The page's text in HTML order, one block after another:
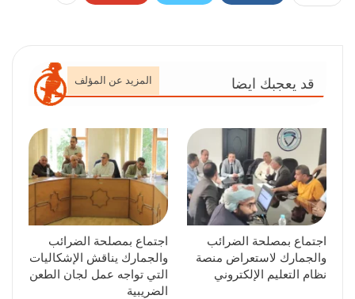
قد يعجبك ايضا المزيد عن المؤلف
اجتماع بمصلحة الضرائب
والجمارك لاستعراض منصة
نظام التعليم الإلكتروني
اجتماع بمصلحة الضرائب
والجمارك يناقش الإشكاليات
التي تواجه عمل لجان الطعن
الضريبية